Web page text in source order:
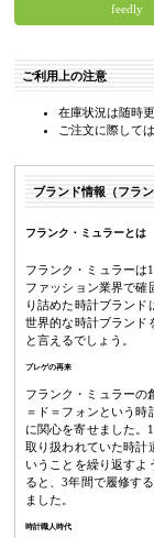
feedly
ご利用上の注意
在庫状況は随時
ご注文に際して
ブランド情報（フラ
フランク・ミュラーとは
フランク・ミュラーは
ファッション業界で確
り詰めた時計ブラン
世界的な時計ブランド
と言えるでしょう。
ブレゲの再来
フランク・ミュラーの
＝ド＝フォンという
に関心を寄せました。
取り扱われていた時計
いうことを繰り返すよ
ると、3年間で履修す
ました。
時計職人時代